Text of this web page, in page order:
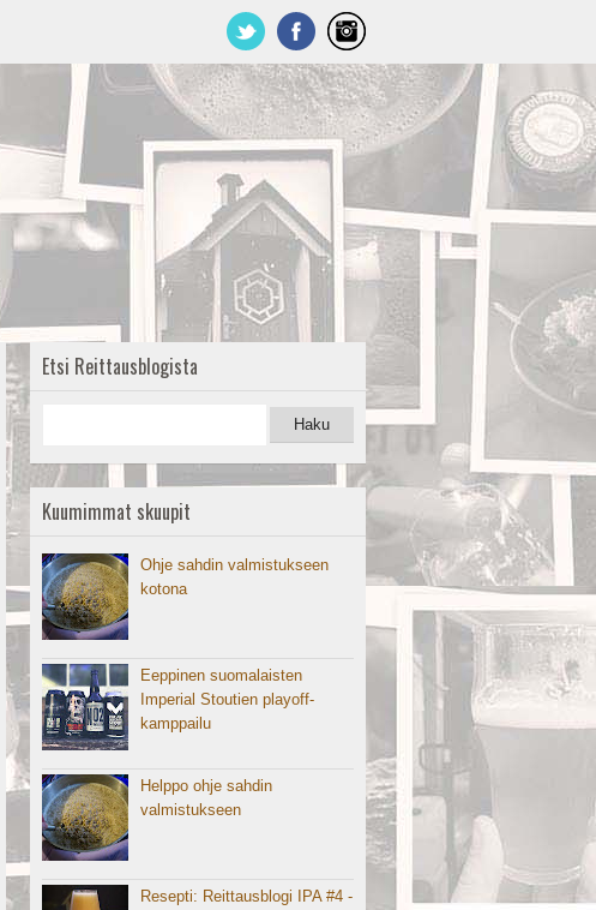
Etsi Reittausblogista
Kuumimmat skuupit
Ohje sahdin valmistukseen
kotona
Eeppinen suomalaisten
Imperial Stoutien playoff-
kamppailu
Helppo ohje sahdin
valmistukseen
Resepti: Reittausblogi IPA #4 -